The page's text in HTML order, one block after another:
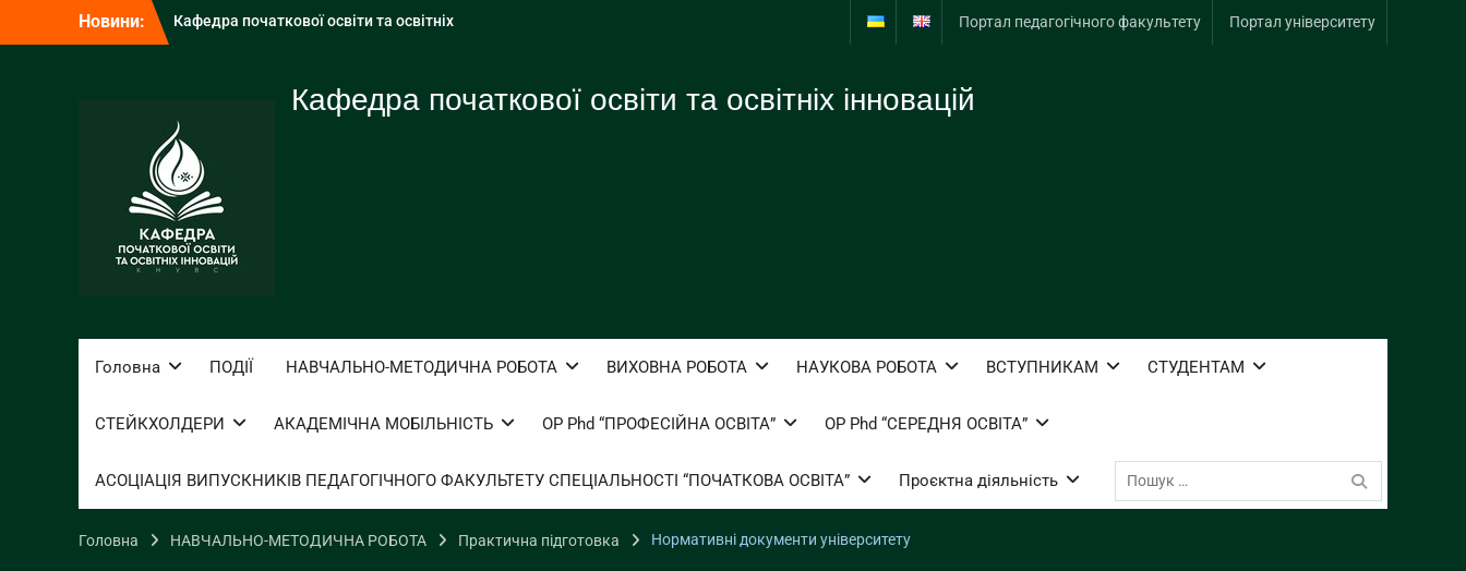
Новини:
Кафедра початкової освіти та освітніх
Викладачка кафедри долучилася до
презентації результатів
загальнодержавного моніторингового
дослідження якості освіти
Крок до системної підтримки
українського шкільництва за кордоном
Портал педагогічного факультету Портал університету
Кафедра початкової освіти та освітніх інновацій
Головна ПОДІЇ НАВЧАЛЬНО-МЕТОДИЧНА РОБОТА ВИХОВНА РОБОТА НАУКОВА РОБОТА ВСТУПНИКАМ СТУДЕНТАМ
СТЕЙКХОЛДЕРИ АКАДЕМІЧНА МОБІЛЬНІСТЬ ОР Phd “ПРОФЕСІЙНА ОСВІТА” ОР Phd “СЕРЕДНЯ ОСВІТА”
АСОЦІАЦІЯ ВИПУСКНИКІВ ПЕДАГОГІЧНОГО ФАКУЛЬТЕТУ СПЕЦІАЛЬНОСТІ “ПОЧАТКОВА ОСВІТА” Проєктна діяльність
Пошук:
Головна НАВЧАЛЬНО-МЕТОДИЧНА РОБОТА Практична підготовка Нормативні документи університету